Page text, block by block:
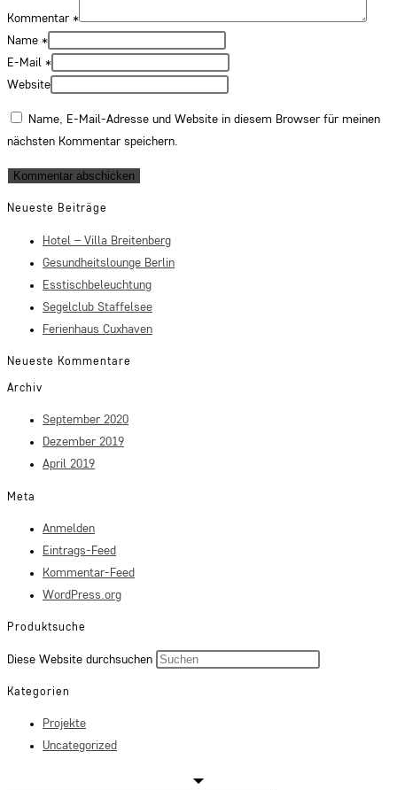
Kommentar *
Name *
E-Mail *
Website
Name, E-Mail-Adresse und Website in diesem Browser für meinen
nächsten Kommentar speichern.
Neueste Beiträge
Hotel – Villa Breitenberg
Gesundheitslounge Berlin
Esstischbeleuchtung
Segelclub Staffelsee
Ferienhaus Cuxhaven
Neueste Kommentare
Archiv
September 2020
Dezember 2019
April 2019
Meta
Anmelden
Eintrags-Feed
Kommentar-Feed
WordPress.org
Produktsuche
Diese Website durchsuchen
Kategorien
Projekte
Uncategorized